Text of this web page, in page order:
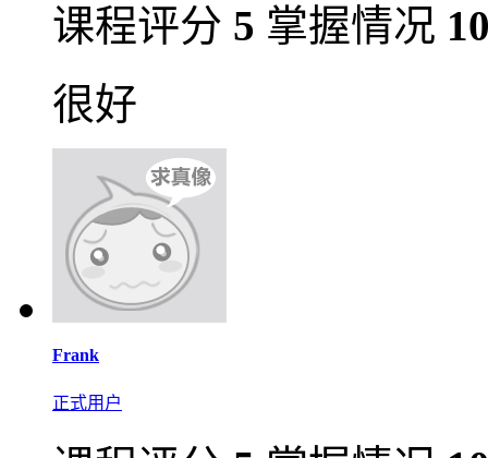
课程评分 5 掌握情况
很好
Frank
正式用户